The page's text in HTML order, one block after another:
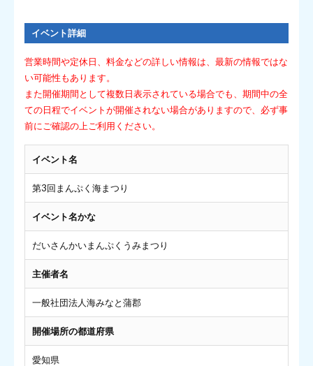
イベント詳細
営業時間や定休日、料金などの詳しい情報は、最新の情報ではな
い可能性もあります。
また開催期間として複数日表示されている場合でも、期間中の全
ての日程でイベントが開催されない場合がありますので、必ず事
前にご確認の上ご利用ください。
イベント名
第3回まんぷく海まつり
イベント名かな
だいさんかいまんぷくうみまつり
主催者名
一般社団法人海みなと蒲郡
開催場所の都道府県
愛知県